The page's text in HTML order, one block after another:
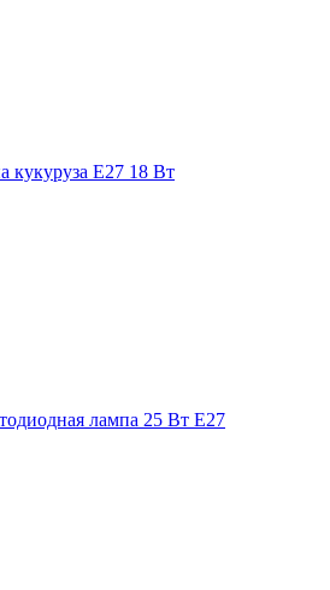
кукуруза Е27 18 Вт
лампа 25 Вт Е27